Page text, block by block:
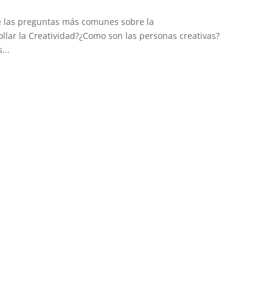
preguntas más comunes sobre la
la Creatividad?¿Como son las personas creativas?